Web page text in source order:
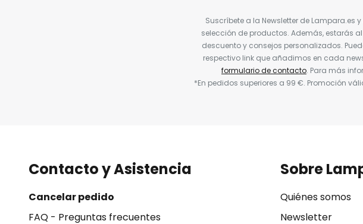
Suscríbete a la Newsletter de Lampara.es
selección de productos. Además, estarás
descuento y consejos personalizados.
respectivo link que añadimos en cada
formulario de contacto. Para más
*En pedidos superiores a 99 €. Promoción
Contacto y Asistencia
Cancelar pedido
FAQ - Preguntas frecuentes
Sobre
Quiénes somos
Newsletter